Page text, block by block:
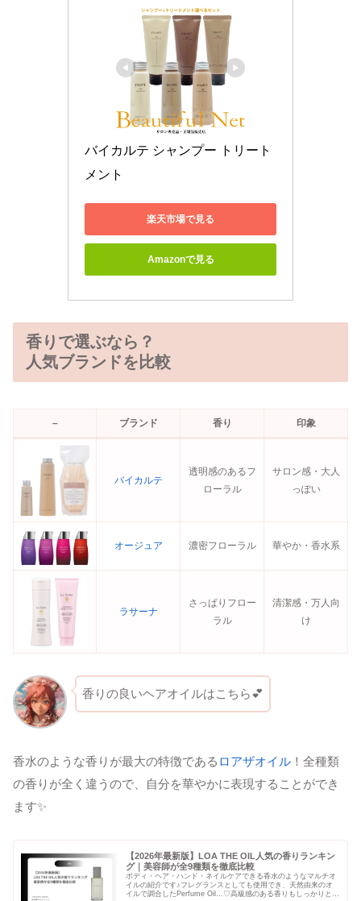
バイカルテ シャンプー トリート
メント
楽天市場で見る
Amazonで見る
香りで選ぶなら？
人気ブランドを比較
– ブランド 香り 印象
バイカルテ
透明感のあるフ
ローラル
サロン感・大人
っぽい
オージュア 濃密フローラル 華やか・香水系
ラサーナ
さっぱりフロー
ラル
清潔感・万人向
け
香りの良いヘアオイルはこちら💕
香水のような香りが最大の特徴である ロアザオイル ！全種類
の香りが全く違うので、自分を華やかに表現することができ
ます✨
【2026年最新版】LOA THE OIL人気の香りランキン
グ｜美容師が全9種類を徹底比較
ボディ・ヘア・ハンド・ネイルケアできる香水のようなマルチオ
イルの紹介です♪フレグランスとしても使用でき、天然由来のオ
イルで調合したPerfume Oil…♡高級感のある香りもしっかりと持